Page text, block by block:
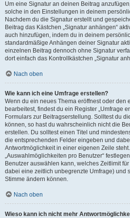
Um eine Signatur an deinen Beitrag
solche in den Einstellungen in deinem
Nachdem du die Signatur erstellt und
Beitrag das Kästchen „Signatur anhängen“
auch hinzufügen, indem du in deinem
standardmäßige Anhängen deiner Signatur
einzelnen Beitrag dennoch ohne Signatur
dort einfach das Kontrollkästchen „Signatur
Nach oben
Wie kann ich eine Umfrage erstellen?
Wenn du ein neues Thema eröffnest oder den
bearbeitest, findest du ein Register „Umfrage
Formulars zur Beitragserstellung. Solltest du
können, so hast du wahrscheinlich nicht die
erstellen. Du solltest einen Titel und
die entsprechenden Felder eingeben und
Antwortmöglichkeit in einer eigenen Zeile
„Auswahlmöglichkeiten pro Benutzer“
Benutzer auswählen kann, welches Zeitlimit
dabei eine zeitlich unbegrenzte Umfrage) und
Stimme ändern können.
Nach oben
Wieso kann ich nicht mehr